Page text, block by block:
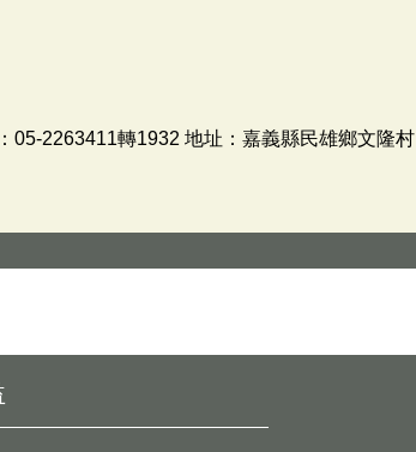
05-2263411轉1932 地址：嘉義縣民雄鄉文隆村